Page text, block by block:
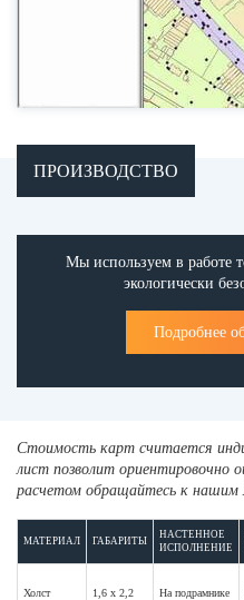
ПРОИЗВОДСТВО
Мы используем в работе
экологически
Подробнее
Стоимость карт считается
лист позволит
расчетом обращайтесь к нашим
МАТЕРИАЛ ГАБАРИТЫ
НАСТЕННОЕ
ИСПОЛНЕНИЕ
Холст 1,6 х 2,2 На подрамнике